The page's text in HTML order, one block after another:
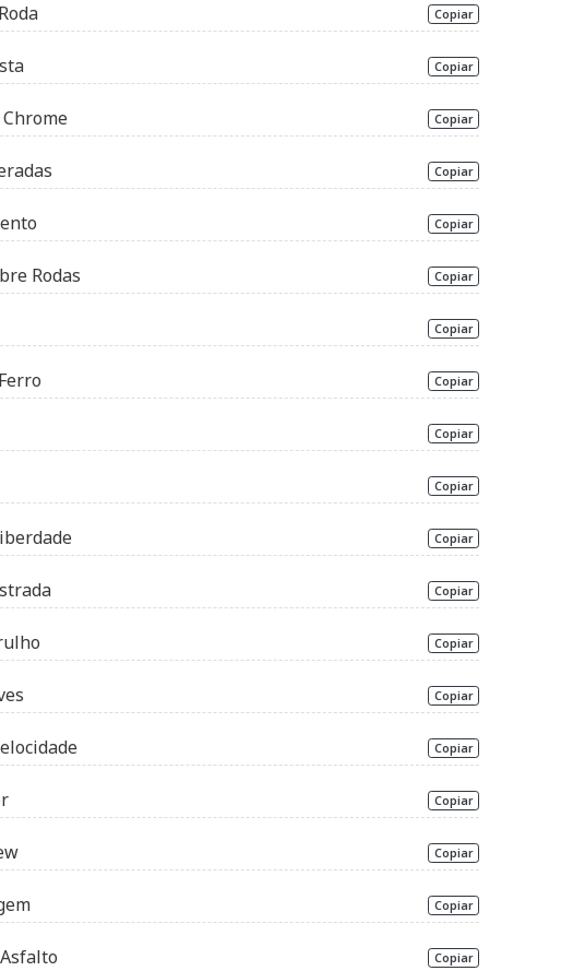
Copiar
Copiar
Copiar
Copiar
Copiar
Rodas Copiar
Copiar
Copiar
Copiar
Copiar
Copiar
Copiar
Copiar
Copiar
Copiar
Copiar
Copiar
Copiar
Copiar